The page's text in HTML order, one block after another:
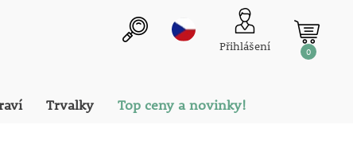
Přihlášení 0
Trvalky Top ceny a novinky!